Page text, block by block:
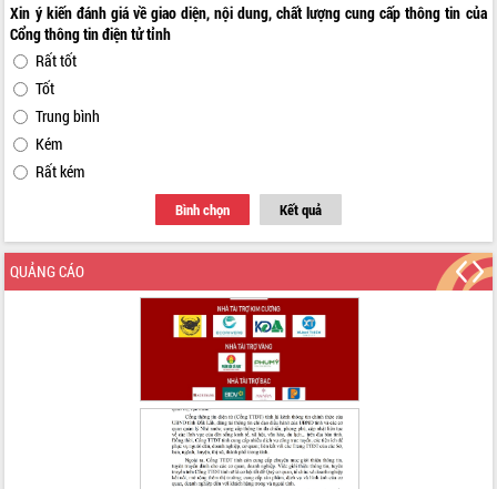
Xin ý kiến đánh giá về giao diện, nội dung, chất lượng cung cấp thông tin của
Cổng thông tin điện tử tỉnh
Rất tốt
Tốt
Trung bình
Kém
Rất kém
Bình chọn Kết quả
QUẢNG CÁO